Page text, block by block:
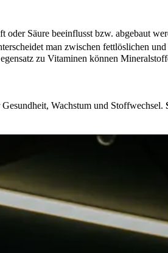
Säure beeinflusst bzw. abgebaut
man zwischen fettlöslichen
zu Vitaminen können
Wachstum und Stoffwechsel.